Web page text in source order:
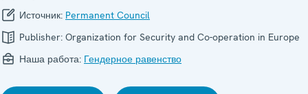
Источник: Permanent Council
Publisher: Organization for Security and Co-operation in Europe
Наша работа: Гендерное равенство